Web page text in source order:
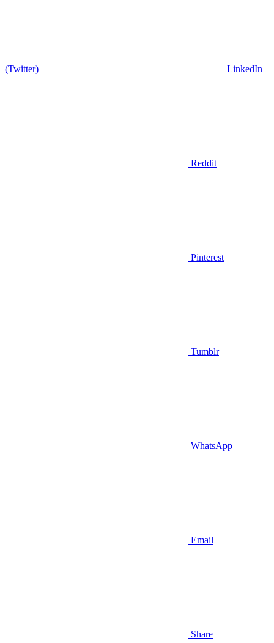
(Twitter) LinkedIn
Reddit
Pinterest
Tumblr
WhatsApp
Email
Share